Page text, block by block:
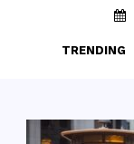
TRENDING